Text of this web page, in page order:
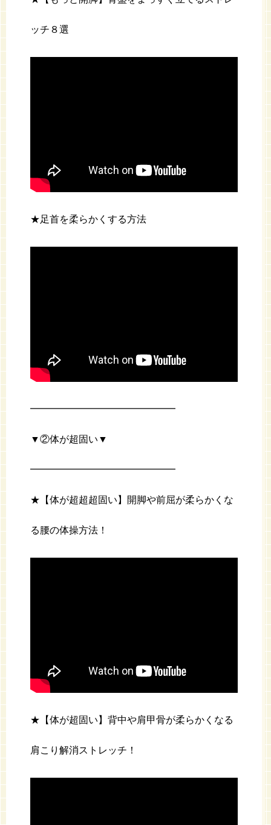
ッチ８選
★足首を柔らかくする方法
━━━━━━━━━━━━━━━
▼②体が超固い▼
━━━━━━━━━━━━━━━
★【体が超超超固い】開脚や前屈が柔らかくな
る腰の体操方法！
★【体が超固い】背中や肩甲骨が柔らかくなる
肩こり解消ストレッチ！